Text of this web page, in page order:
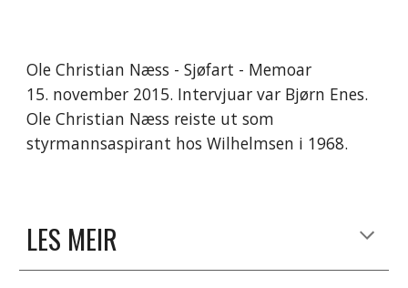
Ole Christian Næss - Sjøfart - Memoar
15. november 2015. Intervjuar var Bjørn Enes.
Ole Christian Næss reiste ut som
styrmannsaspirant hos Wilhelmsen i 1968.
LES MEIR